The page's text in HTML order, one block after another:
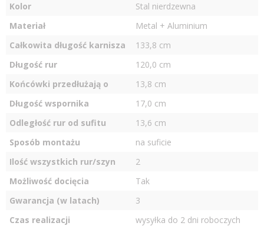
Kolor
Stal nierdzewna
Materiał
Metal + Aluminium
Całkowita długość karnisza
133,8 cm
Długość rur
120,0 cm
Końcówki przedłużają o
13,8 cm
Długość wspornika
17,0 cm
Odległość rur od sufitu
13,6 cm
Sposób montażu
na suficie
Ilość wszystkich rur/szyn
2
Możliwość docięcia
Tak
Gwarancja (w latach)
3
Czas realizacji
wysyłka do 2 dni roboczych